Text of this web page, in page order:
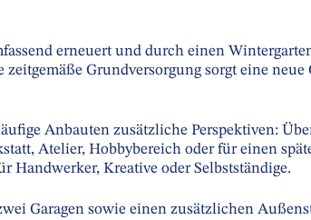
erneuert und durch einen
Grundversorgung sorgt eine neue
Anbauten zusätzliche Perspektiven:
Atelier, Hobbybereich oder für einen
Handwerker, Kreative oder Selbstständige.
Garagen sowie einen zusätzlichen